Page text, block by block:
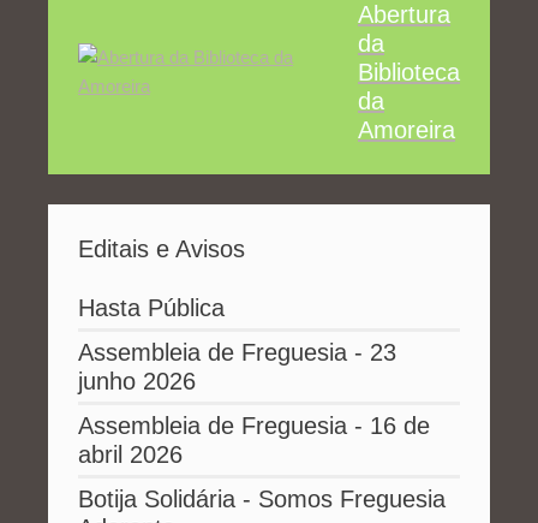
Abertura
da
Biblioteca
da
Amoreira
Editais e Avisos
Hasta Pública
Assembleia de Freguesia - 23
junho 2026
Assembleia de Freguesia - 16 de
abril 2026
Botija Solidária - Somos Freguesia